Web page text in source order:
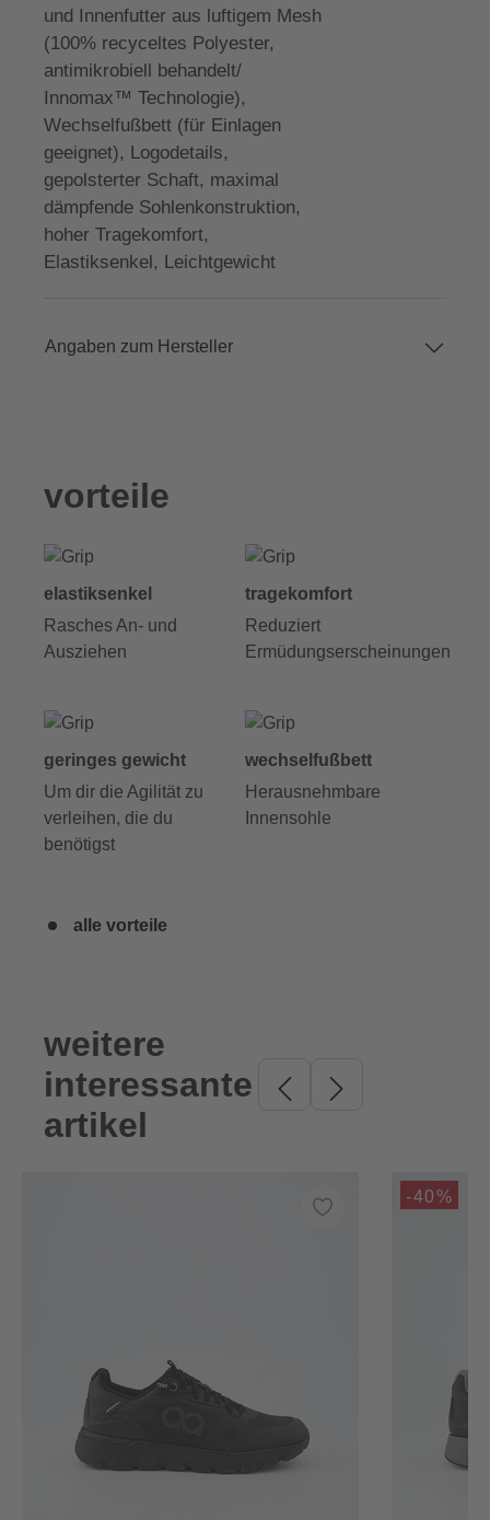
und Innenfutter aus luftigem Mesh
(100% recyceltes Polyester,
antimikrobiell behandelt/
Innomax™ Technologie),
Wechselfußbett (für Einlagen
geeignet), Logodetails,
gepolsterter Schaft, maximal
dämpfende Sohlenkonstruktion,
hoher Tragekomfort,
Elastiksenkel, Leichtgewicht
Angaben zum Hersteller
vorteile
elastiksenkel
Rasches An- und
Ausziehen
tragekomfort
Reduziert
Ermüdungserscheinungen
geringes gewicht
Um dir die Agilität zu
verleihen, die du
benötigst
wechselfußbett
Herausnehmbare
Innensohle
alle vorteile
Produktgalerie überspringen
weitere
interessante
artikel
-40%